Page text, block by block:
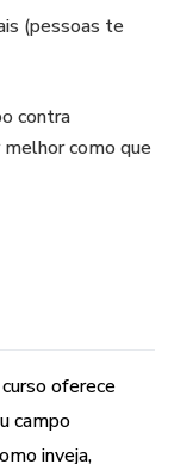
(pessoas te
contra
como que
apostila.
o link na Bio
curso!oferece
campo
inveja,